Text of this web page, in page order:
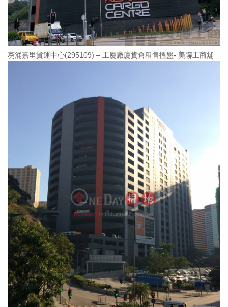
葵涌嘉里貨運中心(295109) – 工廈廠廈貨倉租售搵盤- 美聯工商舖